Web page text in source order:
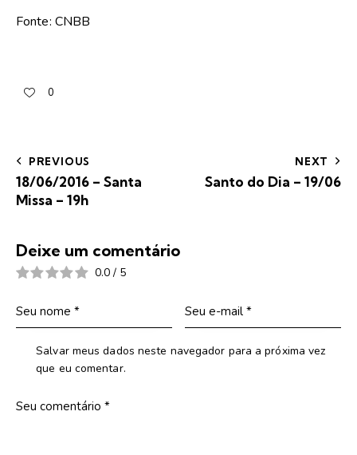
Fonte: CNBB
0
PREVIOUS
18/06/2016 – Santa
Missa – 19h
NEXT
Santo do Dia – 19/06
Deixe um comentário
0.0 / 5
Salvar meus dados neste navegador para a próxima vez
que eu comentar.